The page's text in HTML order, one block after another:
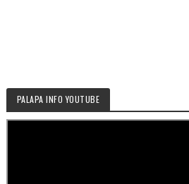
PALAPA INFO YOUTUBE